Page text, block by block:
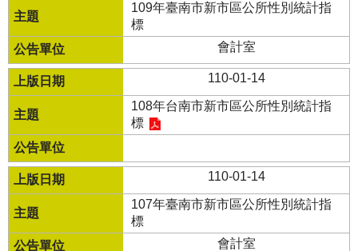
109年臺南市新市區公所性別統計指
標
會計室
110-01-14
108年台南市新市區公所性別統計指
標
110-01-14
107年臺南市新市區公所性別統計指
標
會計室